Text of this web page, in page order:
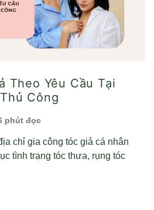
Theo Yêu Cầu Tại
Công
phút đọc
chỉ gia công tóc giả cá nhân
tình trạng tóc thưa, rụng tóc